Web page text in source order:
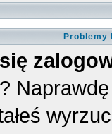
Problemy